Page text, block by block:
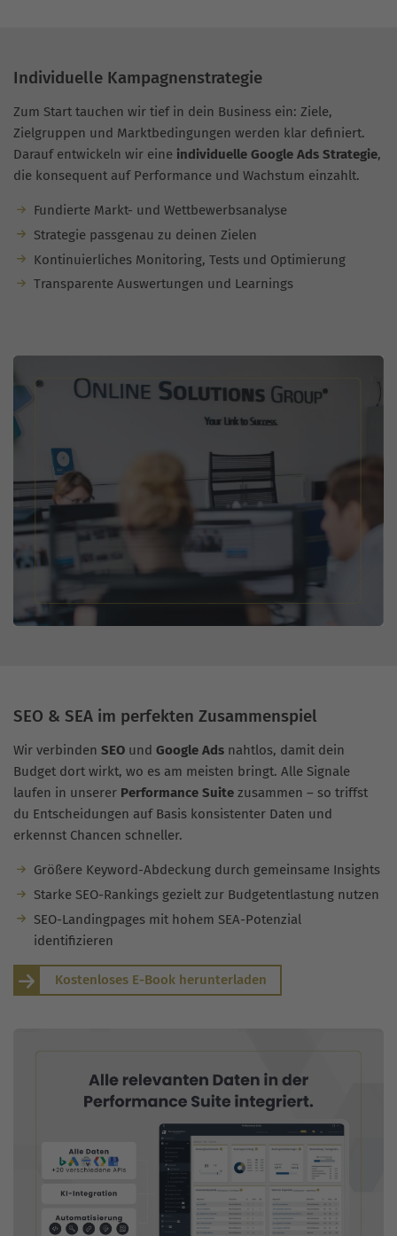
Individuelle Kampagnenstrategie
Zum Start tauchen wir tief in dein Business ein: Ziele,
Zielgruppen und Marktbedingungen werden klar definiert.
Darauf entwickeln wir eine individuelle Google Ads Strategie,
die konsequent auf Performance und Wachstum einzahlt.
Fundierte Markt- und Wettbewerbsanalyse
Strategie passgenau zu deinen Zielen
Kontinuierliches Monitoring, Tests und Optimierung
Transparente Auswertungen und Learnings
SEO & SEA im perfekten Zusammenspiel
Wir verbinden SEO und Google Ads nahtlos, damit dein
Budget dort wirkt, wo es am meisten bringt. Alle Signale
laufen in unserer Performance Suite zusammen – so triffst
du Entscheidungen auf Basis konsistenter Daten und
erkennst Chancen schneller.
Größere Keyword-Abdeckung durch gemeinsame Insights
Starke SEO-Rankings gezielt zur Budgetentlastung nutzen
SEO-Landingpages mit hohem SEA-Potenzial
identifizieren
Kostenloses E-Book herunterladen